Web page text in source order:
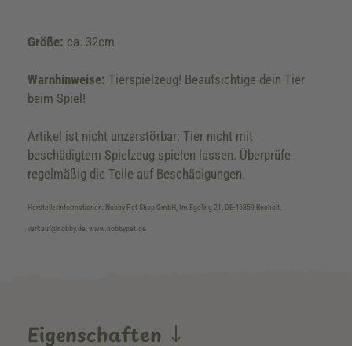
Größe: ca. 32cm
Warnhinweise: Tierspielzeug! Beaufsichtige dein Tier
beim Spiel!
Artikel ist nicht unzerstörbar: Tier nicht mit
beschädigtem Spielzeug spielen lassen. Überprüfe
regelmäßig die Teile auf Beschädigungen.
Herstellerinformationen: Nobby Pet Shop GmbH, Im Egeling 21, DE-46359 Bocholt,
verkauf@nobby.de, www.nobbypet.de
Eigenschaften